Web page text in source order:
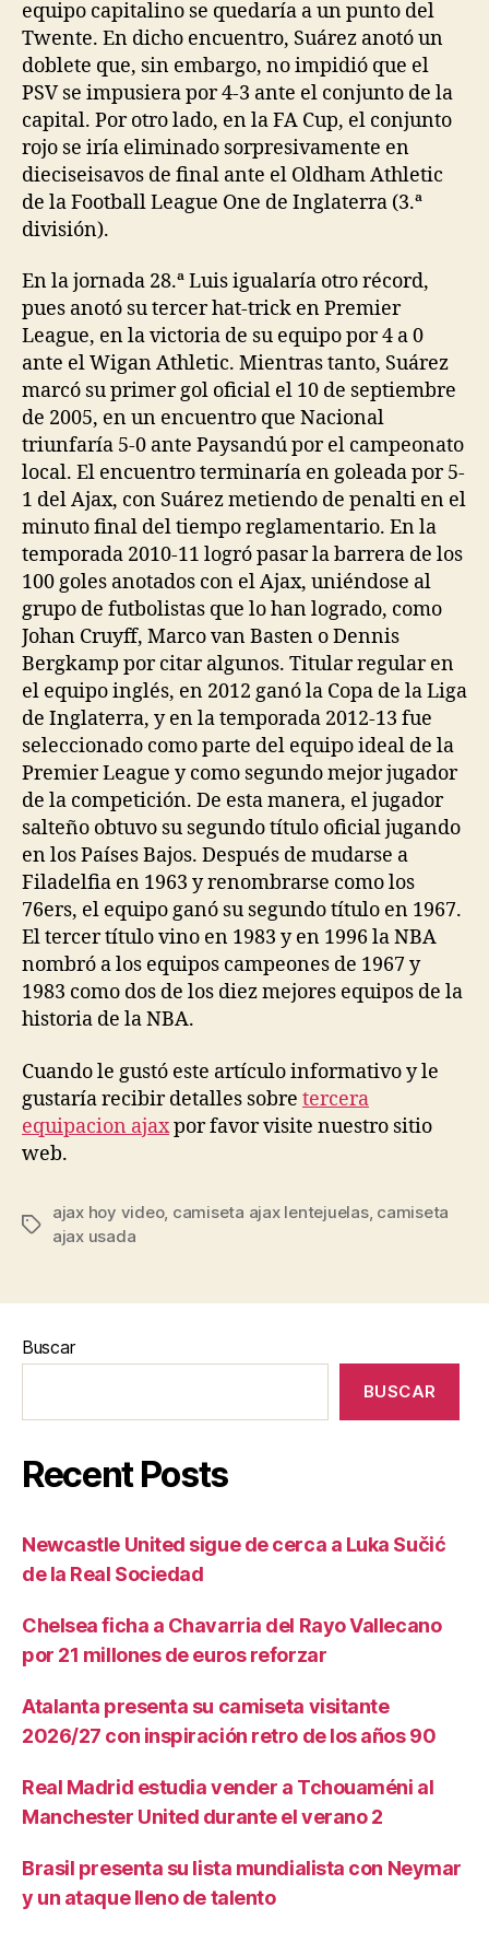
equipo capitalino se quedaría a un punto del
Twente. En dicho encuentro, Suárez anotó un
doblete que, sin embargo, no impidió que el
PSV se impusiera por 4-3 ante el conjunto de la
capital. Por otro lado, en la FA Cup, el conjunto
rojo se iría eliminado sorpresivamente en
dieciseisavos de final ante el Oldham Athletic
de la Football League One de Inglaterra (3.ª
división).
En la jornada 28.ª Luis igualaría otro récord,
pues anotó su tercer hat-trick en Premier
League, en la victoria de su equipo por 4 a 0
ante el Wigan Athletic. Mientras tanto, Suárez
marcó su primer gol oficial el 10 de septiembre
de 2005, en un encuentro que Nacional
triunfaría 5-0 ante Paysandú por el campeonato
local. El encuentro terminaría en goleada por 5-
1 del Ajax, con Suárez metiendo de penalti en el
minuto final del tiempo reglamentario. En la
temporada 2010-11 logró pasar la barrera de los
100 goles anotados con el Ajax, uniéndose al
grupo de futbolistas que lo han logrado, como
Johan Cruyff, Marco van Basten o Dennis
Bergkamp por citar algunos. Titular regular en
el equipo inglés, en 2012 ganó la Copa de la Liga
de Inglaterra, y en la temporada 2012-13 fue
seleccionado como parte del equipo ideal de la
Premier League y como segundo mejor jugador
de la competición. De esta manera, el jugador
salteño obtuvo su segundo título oficial jugando
en los Países Bajos. Después de mudarse a
Filadelfia en 1963 y renombrarse como los
76ers, el equipo ganó su segundo título en 1967.
El tercer título vino en 1983 y en 1996 la NBA
nombró a los equipos campeones de 1967 y
1983 como dos de los diez mejores equipos de la
historia de la NBA.
Cuando le gustó este artículo informativo y le
gustaría recibir detalles sobre tercera
equipacion ajaxpor favor visite nuestro sitio
web.
Etiquetas
ajax hoy video, camiseta ajax lentejuelas, camiseta
ajax usada
Buscar
BUSCAR
Recent Posts
Newcastle United sigue de cerca a Luka Sučić
de la Real Sociedad
Chelsea ficha a Chavarria del Rayo Vallecano
por 21 millones de euros reforzar
Atalanta presenta su camiseta visitante
2026/27 con inspiración retro de los años 90
Real Madrid estudia vender a Tchouaméni al
Manchester United durante el verano 2
Brasil presenta su lista mundialista con Neymar
y un ataque lleno de talento